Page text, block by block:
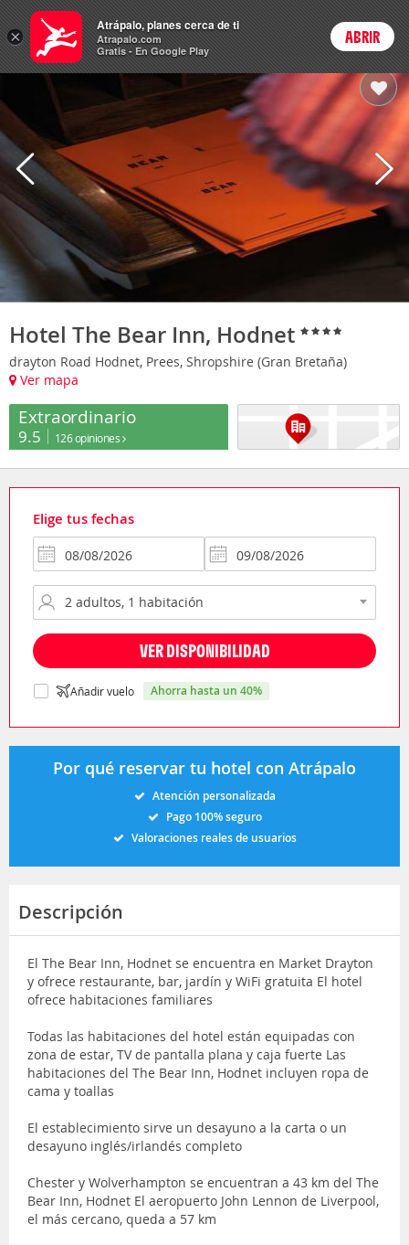
Hoteles Login
Hotel The Bear Inn, Hodnet
drayton Road Hodnet, Prees, Shropshire (Gran Bretaña)
Ver mapa
Extraordinario
9.5 126 opiniones
Elige tus fechas
VER DISPONIBILIDAD
Añadir vuelo ahorra hasta un 40%
Por qué reservar tu hotel con Atrápalo
Atención personalizada
Pago 100% seguro
Valoraciones reales de usuarios
Descripción
El The Bear Inn, Hodnet se encuentra en Market Drayton
y ofrece restaurante, bar, jardín y WiFi gratuita El hotel
ofrece habitaciones familiares
Todas las habitaciones del hotel están equipadas con
zona de estar, TV de pantalla plana y caja fuerte Las
habitaciones del The Bear Inn, Hodnet incluyen ropa de
cama y toallas
El establecimiento sirve un desayuno a la carta o un
desayuno inglés/irlandés completo
Chester y Wolverhampton se encuentran a 43 km del The
Bear Inn, Hodnet El aeropuerto John Lennon de Liverpool,
el más cercano, queda a 57 km
×
Atrápalo, planes cerca de ti
Atrapalo.com
Gratis - En Google Play
ABRIR